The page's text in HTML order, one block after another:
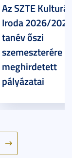
Az SZTE
Iroda 2026/
tanév őszi
szemeszterére
meghirdetett
pályázatai